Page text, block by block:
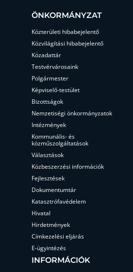
ÖNKORMÁNYZAT
Közterületi hibabejelentő
Közvilágítási hibabejelentő
Közadattár
Testvérvárosaink
Polgármester
Képviselő-testület
Bizottságok
Nemzetiségi önkormányzatok
Intézmények
Kommunális- és
közműszolgáltatások
Választások
Közbeszerzési információk
Fejlesztések
Dokumentumtár
Katasztrófavédelem
Hivatal
Hirdetmények
Címkezelési eljárás
E-ügyintézés
INFORMÁCIÓK